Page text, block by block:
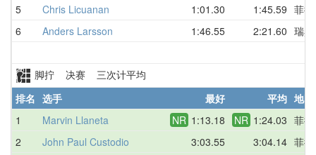
5
Chris Licuanan 1:01.30 1:45.59 菲
6
Anders Larsson 1:46.55 2:21.60 瑞典
脚拧 决赛 三次计平均
排名 选手 最好 平均 地区
1
Marvin Llaneta NR 1:13.18 NR 1:24.03 菲
2
John Paul Custodio 3:03.55 3:04.14 菲